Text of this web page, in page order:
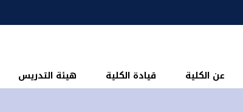
عن الكلية قيادة الكلية هيئة التدريس